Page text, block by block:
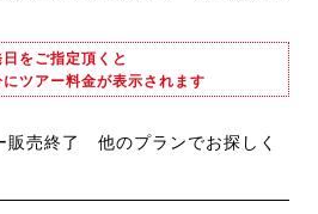
をご指定頂くと
ツアー料金が表示されます
販売終了 他のプランでお探しく